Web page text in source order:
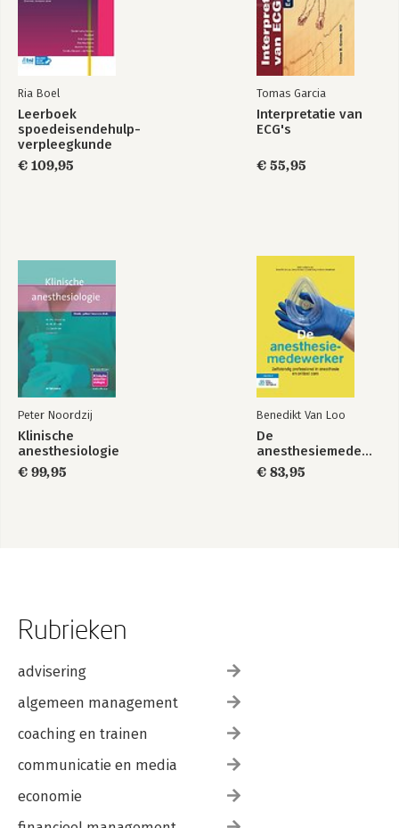
Ria Boel
Leerboek
spoedeisendehulp-
verpleegkunde
€ 109,95
Tomas Garcia
Interpretatie van
ECG's
€ 55,95
Peter Noordzij
Klinische
anesthesiologie
€ 99,95
Benedikt Van Loo
De
anesthesiemedewerker
€ 83,95
Rubrieken
advisering
algemeen management
coaching en trainen
communicatie en media
economie